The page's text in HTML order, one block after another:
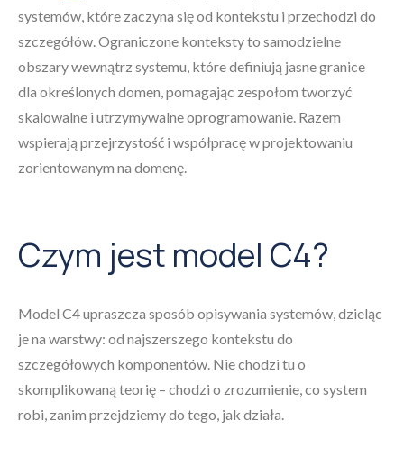
systemów, które zaczyna się od kontekstu i przechodzi do
szczegółów. Ograniczone konteksty to samodzielne
obszary wewnątrz systemu, które definiują jasne granice
dla określonych domen, pomagając zespołom tworzyć
skalowalne i utrzymywalne oprogramowanie. Razem
wspierają przejrzystość i współpracę w projektowaniu
zorientowanym na domenę.
Czym jest model C4?
Model C4 upraszcza sposób opisywania systemów, dzieląc
je na warstwy: od najszerszego kontekstu do
szczegółowych komponentów. Nie chodzi tu o
skomplikowaną teorię – chodzi o zrozumienie, co system
robi, zanim przejdziemy do tego, jak działa.